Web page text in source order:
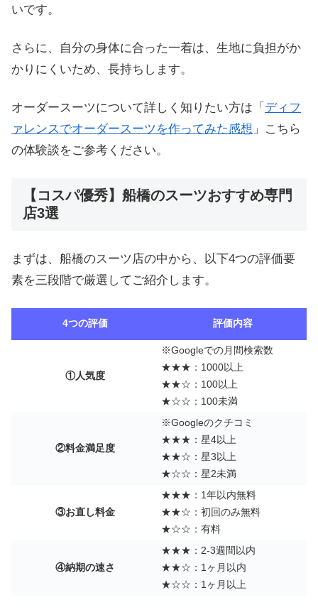
いです。
さらに、自分の身体に合った一着は、生地に負担がか
かりにくいため、長持ちします。
オーダースーツについて詳しく知りたい方は「 ディフ
ァレンスでオーダースーツを作ってみた感想 」こちら
の体験談をご参考ください。
【コスパ優秀】船橋のスーツおすすめ専門
店3選
まずは、船橋のスーツ店の中から、以下4つの評価要
素を三段階で厳選してご紹介します。
4つの評価 評価内容
①人気度
※Googleでの月間検索数
★★★：1000以上
★★☆：100以上
★☆☆：100未満
②料金満足度
※Googleのクチコミ
★★★：星4以上
★★☆：星3以上
★☆☆：星2未満
③お直し料金
★★★：1年以内無料
★★☆：初回のみ無料
★☆☆：有料
④納期の速さ
★★★：2-3週間以内
★★☆：1ヶ月以内
★☆☆：1ヶ月以上